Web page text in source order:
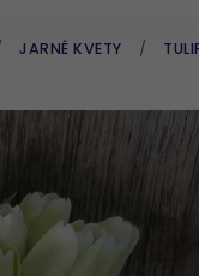
JARNÉ KVETY /